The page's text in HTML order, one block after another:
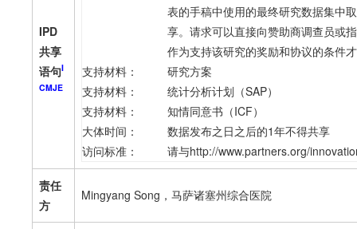
IPD
共享
语句I
CMJE
表的手稿中使用的最终研究数据集中
享。请求可以直接向赞助商调查员或
作为支持该研究的奖励和协议的条件
支持材料：
研究方案
支持材料：
统计分析计划（SAP）
支持材料：
知情同意书（ICF）
大体时间：
数据发布之日之后的1年不得共享
访问标准：
请与http://www.partners.org/
责任
方
Mingyang Song，马萨诸塞州综合医院